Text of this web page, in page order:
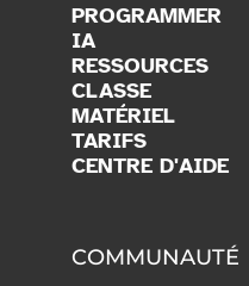
PROGRAMMER
IA
RESSOURCES
CLASSE
MATÉRIEL
TARIFS
CENTRE D'AIDE
COMMUNAUTÉ